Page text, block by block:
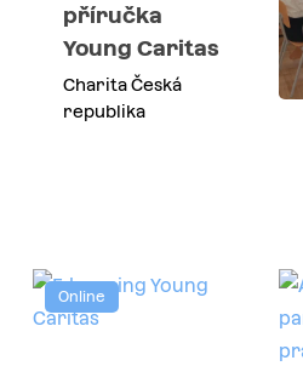
příručka
Young Caritas
Charita Česká
republika
Online